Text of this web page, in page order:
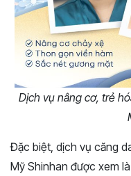
Dịch vụ nâng cơ, trẻ
Đặc biệt, dịch vụ căng
Mỹ Shinhan được xem